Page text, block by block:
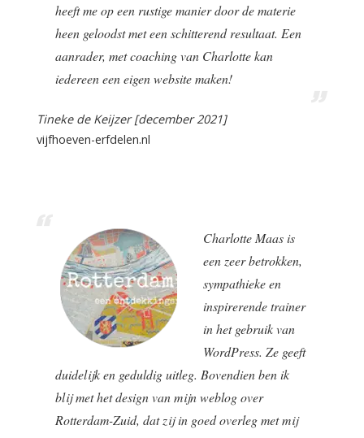
heeft me op een rustige manier door de materie
heen geloodst met een schitterend resultaat. Een
aanrader, met coaching van Charlotte kan
iedereen een eigen website maken!
Tineke de Keijzer [december 2021]
vijfhoeven-erfdelen.nl
Charlotte Maas is
een zeer betrokken,
sympathieke en
inspirerende trainer
in het gebruik van
WordPress. Ze geeft
duidelijk en geduldig uitleg. Bovendien ben ik
blij met het design van mijn weblog over
Rotterdam-Zuid, dat zij in goed overleg met mij